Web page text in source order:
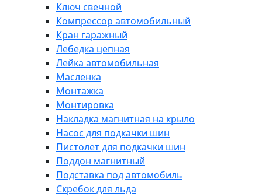
Ключ свечной
Компрессор автомобильный
Кран гаражный
Лебедка цепная
Лейка автомобильная
Масленка
Монтажка
Монтировка
Накладка магнитная на крыло
Насос для подкачки шин
Пистолет для подкачки шин
Поддон магнитный
Подставка под автомобиль
Скребок для льда